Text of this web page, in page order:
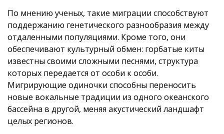
По мнению ученых, такие миграции способствуют
поддержанию генетического разнообразия между
отдаленными популяциями. Кроме того, они
обеспечивают культурный обмен: горбатые киты
известны своими сложными песнями, структура
которых передается от особи к особи.
Мигрирующие одиночки способны переносить
новые вокальные традиции из одного океанского
бассейна в другой, меняя акустический ландшафт
целых регионов.